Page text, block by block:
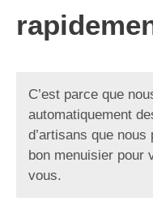
C’est parce que
automatiquement
d’artisans que
bon menuisier pour
vous.